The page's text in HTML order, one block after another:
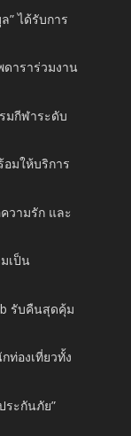
” ได้รับการ
ดาราร่วมงาน
มกีฬาระดับ
อมให้บริการ
ความรัก และ
เป็น
รับคืนสุดคุ้ม
ท่องเที่ยวทั้ง
ะกันภัย”